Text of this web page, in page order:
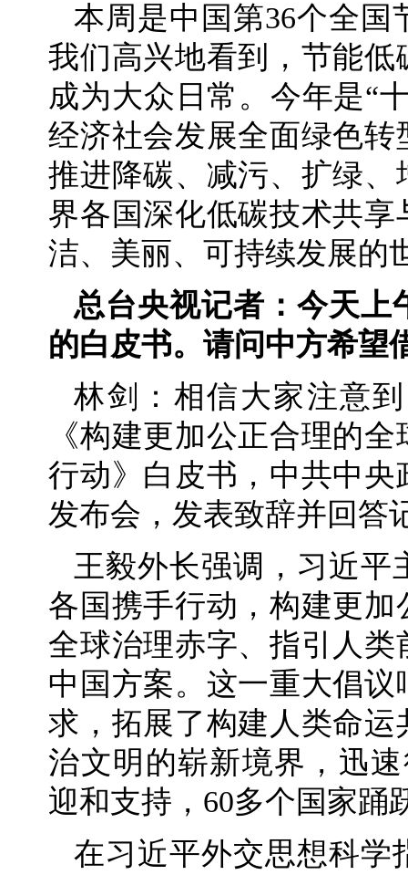
本周是中国第36个全国
我们高兴地看到，节能
成为大众日常。今年是“
经济社会发展全面绿色
推进降碳、减污、扩绿
界各国深化低碳技术共
洁、美丽、可持续发展的
总台央视记者：今天上
的白皮书。请问中方希望
林剑：相信大家注意
《构建更加公正合理的
行动》白皮书，中共中
发布会，发表致辞并回答
王毅外长强调，习近平
各国携手行动，构建更
全球治理赤字、指引人
中国方案。这一重大倡
求，拓展了构建人类命
治文明的崭新境界，迅
迎和支持，60多个国家踊
在习近平外交思想科学